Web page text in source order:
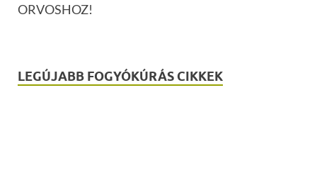
ORVOSHOZ!
LEGÚJABB FOGYÓKÚRÁS CIKKEK